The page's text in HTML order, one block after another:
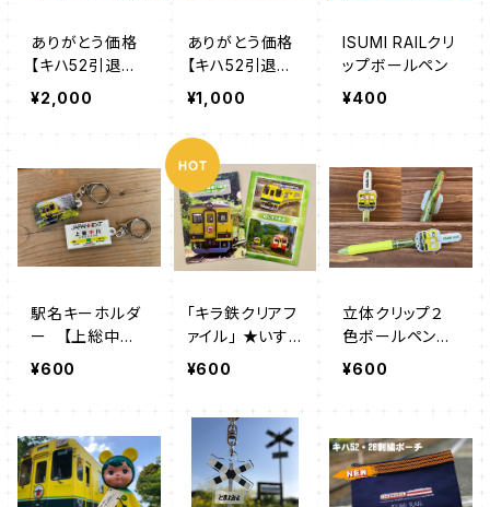
ありがとう価格
【キハ52引退記
念グッズ】キハ5
2マフラータオル
¥2,000
ありがとう価格
【キハ52引退記
念グッズ】キハ5
2アクスタキーチ
ェーン
¥1,000
ISUMI RAILクリ
ップボールペン
¥400
駅名キーホルダ
ー 【上総中川
駅】
¥600
「キラ鉄クリアフ
ァイル」 ★いす
み鉄道オリジナ
¥600
立体クリップ２
色ボールペン
【いすみ車両】
¥600